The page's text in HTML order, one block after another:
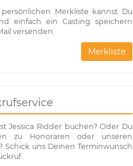
Merkliste kannst Du
einfach ein Casting speichern
versenden.
Merkliste
Jessica Ridder buchen? Oder Du
zu Honoraren oder unseren
Schick uns Deinen Terminwunsch